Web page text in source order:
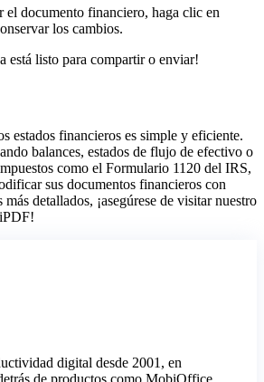
el documento financiero, haga clic en
los cambios.
está listo para compartir o enviar!
estados financieros es simple y eficiente.
balances, estados de flujo de efectivo o
como el Formulario 1120 del IRS,
sus documentos financieros con
detallados, ¡asegúrese de visitar nuestro
digital desde 2001, en
de productos como MobiOffice,